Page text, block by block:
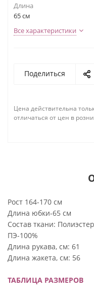
Длина
65 см
Все характеристики
Поделиться
Цена действительна
отличаться от цен в
Рост 164-170 см
Длина юбки-65 см
Состав ткани:
ПЭ-100%
Длина рукава, см: 61
Длина жакета, см: 56
ТАБЛИЦА РАЗМЕРОВ